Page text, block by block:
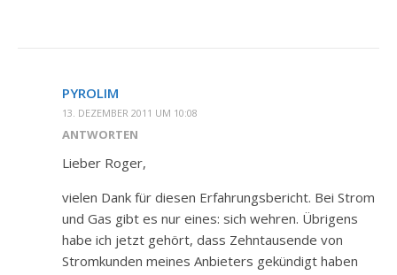
PYROLIM
13. DEZEMBER 2011 UM 10:08
ANTWORTEN
Lieber Roger,
vielen Dank für diesen Erfahrungsbericht. Bei Strom
und Gas gibt es nur eines: sich wehren. Übrigens
habe ich jetzt gehört, dass Zehntausende von
Stromkunden meines Anbieters gekündigt haben